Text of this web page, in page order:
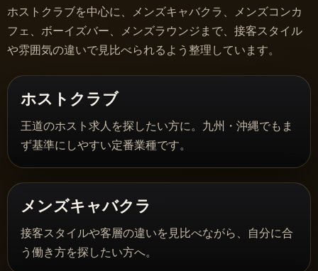
ホストクラブを中心に、メンズキャバクラ、メンズコンカ
フェ、ボーイズバー、メンズラウンジまで、接客スタイル
や雰囲気の違いで見比べられるよう整理しています。
ホストクラブ
王道のホスト求人を探したい方に。九州・沖縄でもま
ず基準にしやすい定番業種です。
メンズキャバクラ
接客スタイルや客層の違いを見比べながら、自分に合
う働き方を探したい方へ。